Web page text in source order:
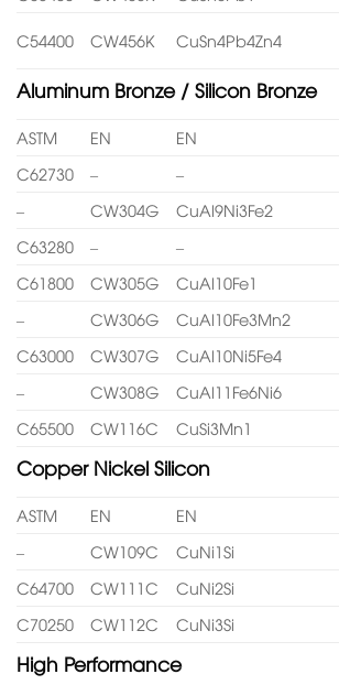
C54400 CW456K CuSn4Pb4Zn4
Aluminum Bronze / Silicon Bronze
ASTM EN EN
C62730
– –
–
CW304G CuAl9Ni3Fe2
C63280
– –
C61800
CW305G CuAl10Fe1
–
CW306G CuAl10Fe3Mn2
C63000
CW307G CuAl10Ni5Fe4
–
CW308G CuAl11Fe6Ni6
C65500
CW116C CuSi3Mn1
Copper Nickel Silicon
ASTM EN EN
–
CW109C CuNi1Si
C64700
CW111C CuNi2Si
C70250
CW112C CuNi3Si
High Performance